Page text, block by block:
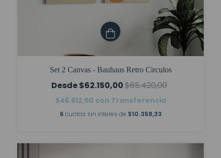
Set 2 Canvas - Bauhaus Retro Circulos
$62.150,00$65.420,00
$46.612,50 con Transferencia
6 cuotas sin interés de $10.358,33